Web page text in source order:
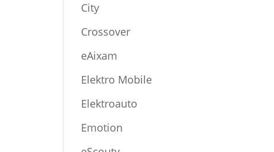
City
Crossover
eAixam
Elektro Mobile
Elektroauto
Emotion